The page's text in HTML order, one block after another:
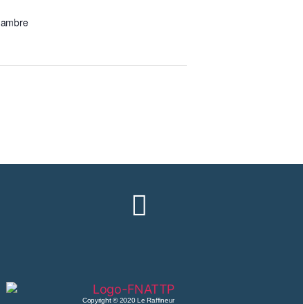
Copyright © 2020 Le Raffineur